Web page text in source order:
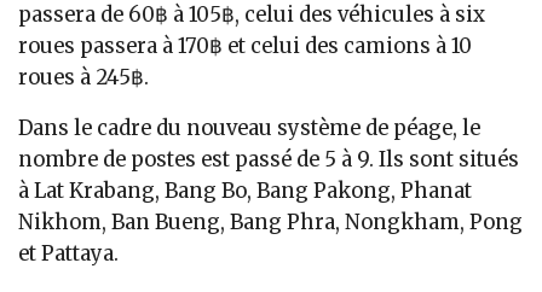
passera de 60฿ à 105฿, celui des véhicules à six
roues passera à 170฿ et celui des camions à 10
roues à 245฿.
Dans le cadre du nouveau système de péage, le
nombre de postes est passé de 5 à 9. Ils sont situés
à Lat Krabang, Bang Bo, Bang Pakong, Phanat
Nikhom, Ban Bueng, Bang Phra, Nongkham, Pong
et Pattaya.